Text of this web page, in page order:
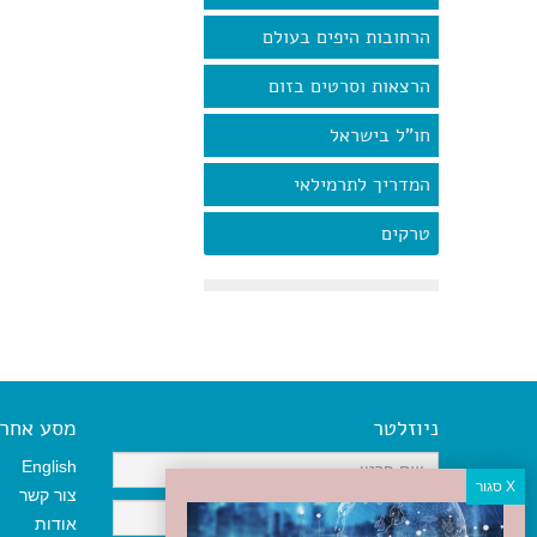
הרחובות היפים בעולם
הרצאות וסרטים בזום
חו"ל בישראל
המדריך לתרמילאי
טרקים
ניוזלטר מסע אחר
English
צור קשר
אודות